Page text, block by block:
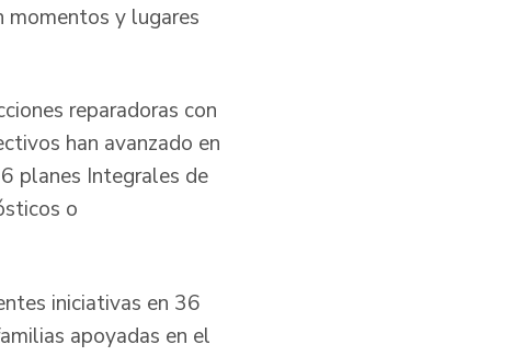
momentos y lugares
reparadoras con
han avanzado en
planes Integrales de
o
iniciativas en 36
apoyadas en el